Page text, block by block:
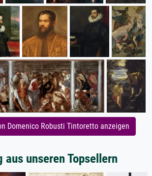
Domenico Robusti Tintoretto anzeigen
aus unseren Topsellern